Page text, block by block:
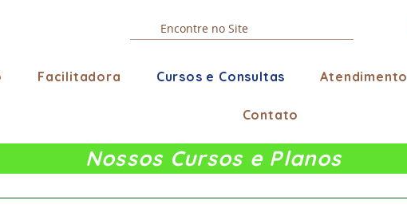
Facilitadora Cursos e Consultas Atendimento
Contato
Nossos Cursos e Planos